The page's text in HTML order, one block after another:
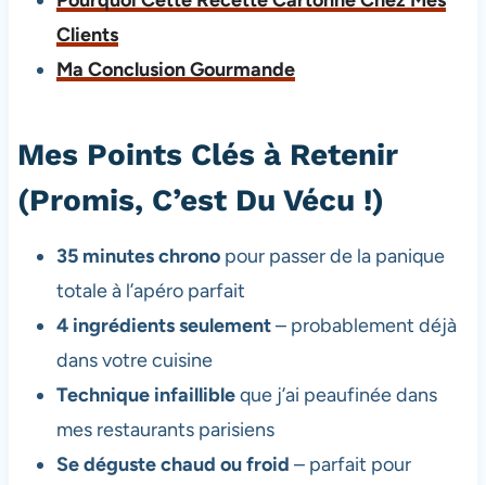
Clients
Ma Conclusion Gourmande
Mes Points Clés à Retenir
(Promis, C’est Du Vécu !)
35 minutes chronopour passer de la panique
totale à l’apéro parfait
4 ingrédients seulement– probablement déjà
dans votre cuisine
Technique infaillibleque j’ai peaufinée dans
mes restaurants parisiens
Se déguste chaud ou froid – parfait pour